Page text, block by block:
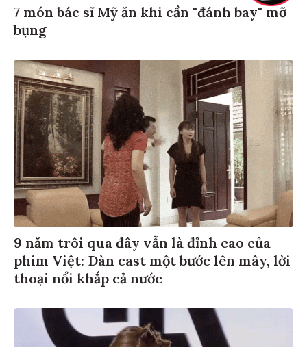
7 món bác sĩ Mỹ ăn khi cần "đánh bay" mỡ
bụng
9 năm trôi qua đây vẫn là đỉnh cao của
phim Việt: Dàn cast một bước lên mây, lời
thoại nổi khắp cả nước